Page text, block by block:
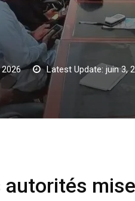
2026 Latest Update: juin 3,
autorités